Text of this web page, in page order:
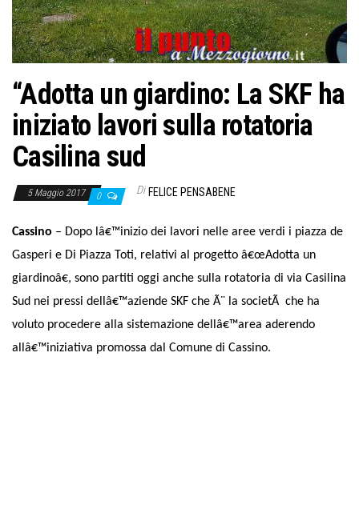
n
“Adotta un giardino: La SKF ha
iniziato lavori sulla rotatoria
Casilina sud
5 Maggio 2017 0 Di FELICE PENSABENE
Cassino – Dopo lâ€™inizio dei lavori nelle aree verdi i piazza de
Gasperi e Di Piazza Toti, relativi al progetto â€œAdotta un
giardinoâ€, sono partiti oggi anche sulla rotatoria di via Casilina
Sud nei pressi dellâ€™aziende SKF che Ã¨ la societÃ che ha
voluto procedere alla sistemazione dellâ€™area aderendo
allâ€™iniziativa promossa dal Comune di Cassino.